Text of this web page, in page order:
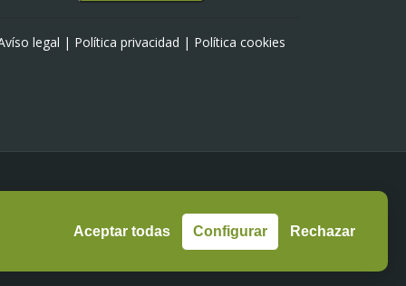
Aceptar todas Configurar Rechazar
legal | Política privacidad | Política cookies